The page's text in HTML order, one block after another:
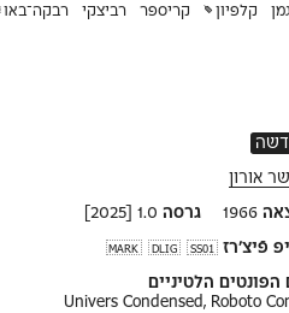
קלפיון קריספר רביצקי
רבקה־באו
אורון
1966 גרסה 1.0 [2025]
פֿיצ'רז SS01
DLIG
MARK
הפונטים הלטיניים
Univers Condensed, Roboto